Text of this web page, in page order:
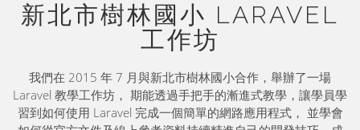
新北市樹林國小 LARAVEL
工作坊
我們在 2015 年 7 月與新北市樹林國小合作，舉辦了一場
Laravel 教學工作坊， 期能透過手把手的漸進式教學，讓學員學
習到如何使用 Laravel 完成一個簡單的網路應用程式， 並學會